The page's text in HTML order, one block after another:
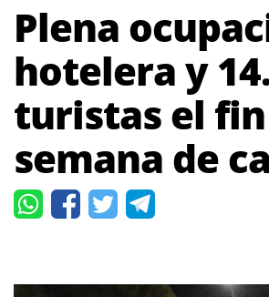
Plena
hotelera y
turistas el
semana de